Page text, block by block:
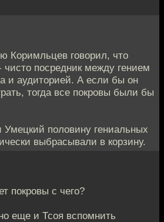
Коримльцев говорил, что
чисто посредник между гением
и аудиторией. А если бы он
тогда все покровы были бы
половину гениальных
выбрасывали в корзину.
покровы с чего?
еще и Тсоя вспомнить